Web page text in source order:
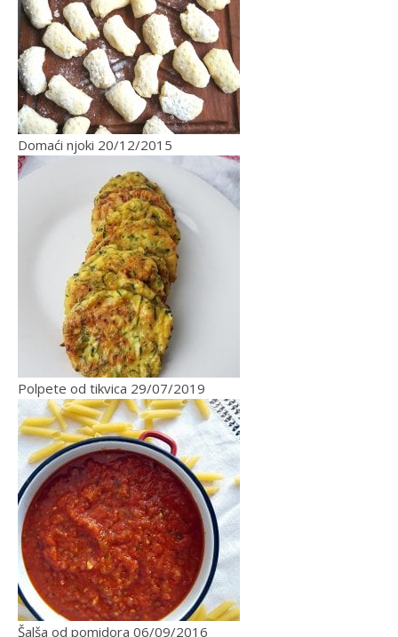
Domaći njoki 20/12/2015
Polpete od tikvica 29/07/2019
Šalša od pomidora 06/09/2016